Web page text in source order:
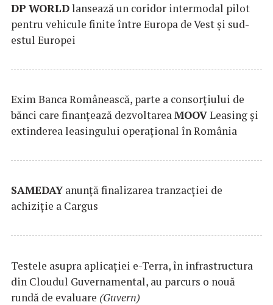
DP WORLDlansează un coridor intermodal pilot
pentru vehicule finite între Europa de Vest și sud-
estul Europei
Exim Banca Românească, parte a consorțiului de
bănci care finanțează dezvoltareaMOOVLeasing și
extinderea leasingului operațional în România
SAMEDAYanunță finalizarea tranzacției de
achiziție a Cargus
Testele asupra aplicaţiei e-Terra, în infrastructura
din Cloudul Guvernamental, au parcurs o nouă
rundă de evaluare (Guvern)